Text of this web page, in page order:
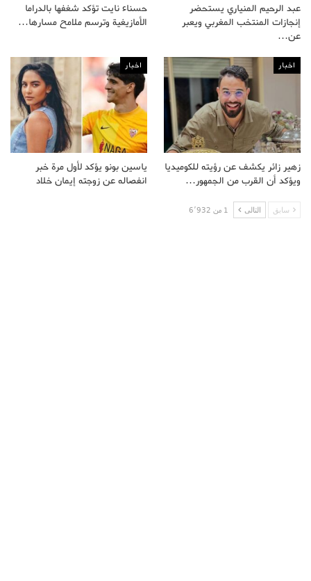
عبد الرحيم المنياري يستحضر
إنجازات المنتخب المغربي ويعبر
عن…
حسناء نايت تؤكد شغفها بالدراما
الأمازيغية وترسم ملامح مسارها…
اخبار
زهير زائر يكشف عن رؤيته للكوميديا
ويؤكد أن القرب من الجمهور…
اخبار
ياسين بونو يؤكد لأول مرة خبر
انفصاله عن زوجته إيمان خلاد
سابق التالى 1 من 6٬932